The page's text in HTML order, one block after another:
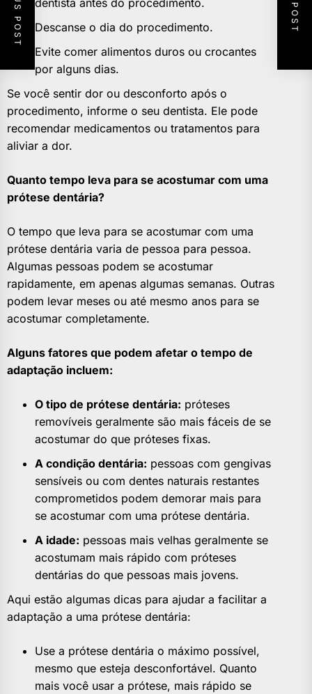
dentista antes do procedimento.
Descanse o dia do procedimento.
Evite comer alimentos duros ou crocantes
por alguns dias.
Se você sentir dor ou desconforto após o
procedimento, informe o seu dentista. Ele pode
recomendar medicamentos ou tratamentos para
aliviar a dor.
Quanto tempo leva para se acostumar com uma
prótese dentária?
O tempo que leva para se acostumar com uma
prótese dentária varia de pessoa para pessoa.
Algumas pessoas podem se acostumar
rapidamente, em apenas algumas semanas. Outras
podem levar meses ou até mesmo anos para se
acostumar completamente.
Alguns fatores que podem afetar o tempo de
adaptação incluem:
O tipo de prótese dentária: próteses
removíveis geralmente são mais fáceis de se
acostumar do que próteses fixas.
A condição dentária: pessoas com gengivas
sensíveis ou com dentes naturais restantes
comprometidos podem demorar mais para
se acostumar com uma prótese dentária.
A idade: pessoas mais velhas geralmente se
acostumam mais rápido com próteses
dentárias do que pessoas mais jovens.
Aqui estão algumas dicas para ajudar a facilitar a
adaptação a uma prótese dentária:
Use a prótese dentária o máximo possível,
mesmo que esteja desconfortável. Quanto
mais você usar a prótese, mais rápido se